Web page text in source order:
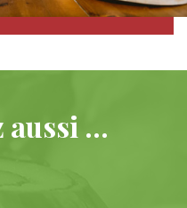
aussi ...